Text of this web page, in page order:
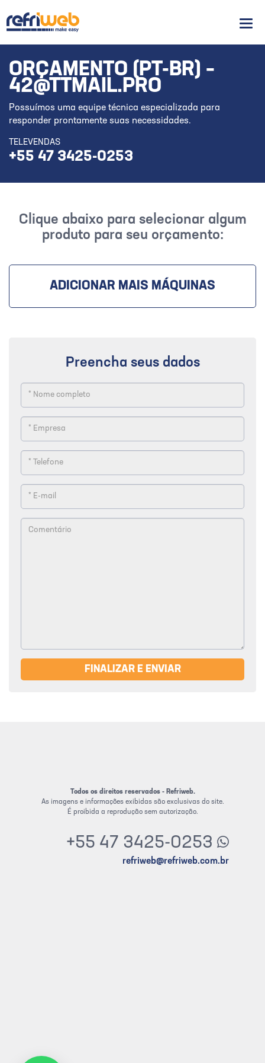
ORÇAMENTO (PT-BR) –
42@TTMAIL.PRO
Possuímos uma equipe técnica especializada para
responder prontamente suas necessidades.
TELEVENDAS
+55 47 3425-0253
Clique abaixo para selecionar algum
produto para seu orçamento:
ADICIONAR MAIS MÁQUINAS
Preencha seus dados
FINALIZAR E ENVIAR
Todos os direitos reservados - Refriweb.
As imagens e informações exibidas são exclusivas do site.
É proibida a reprodução sem autorização.
+55 47 3425-0253
refriweb@refriweb.com.br